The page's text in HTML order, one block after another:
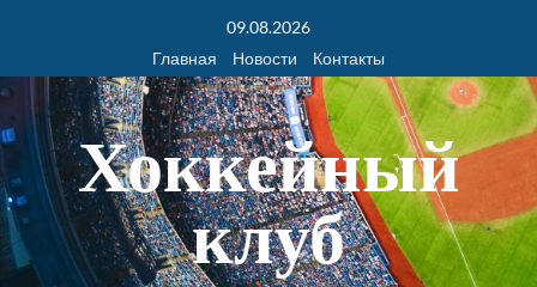
09.08.2026
Главная
Новости Контакты
Хоккейный
клуб